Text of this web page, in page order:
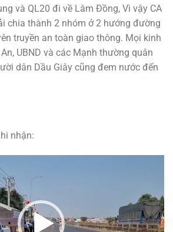
và QL20 đi về Lâm Đồng, Vì vậy CA
chia thành 2 nhóm ở 2 hướng đường
truyền an toàn giao thông. Mọi kinh
UBND và các Mạnh thường quân
dân Dầu Giây cũng đem nước đến
nhận: